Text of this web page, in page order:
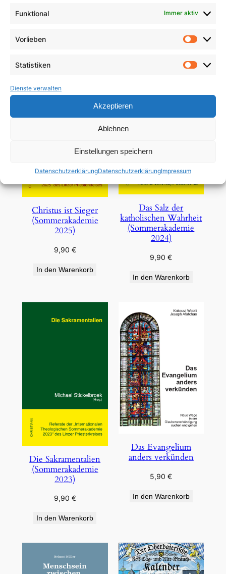
Funktional Immer aktiv
Vorlieben
Statistiken
Dienste verwalten
Akzeptieren
Ablehnen
Einstellungen speichern
DatenschutzerklärungDatenschutzerklärungImpressum
Christus ist Sieger
(Sommerakademie
2025)
9,90 €
In den Warenkorb
Das Salz der
katholischen Wahrheit
(Sommerakademie
2024)
9,90€
In den Warenkorb
Die Sakramentalien
(Sommerakademie
2023)
9,90 €
In den Warenkorb
Das Evangelium
anders verkünden
5,90€
In den Warenkorb